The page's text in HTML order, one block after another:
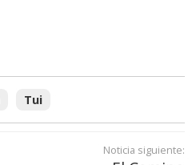
Tui
Noticia siguiente: